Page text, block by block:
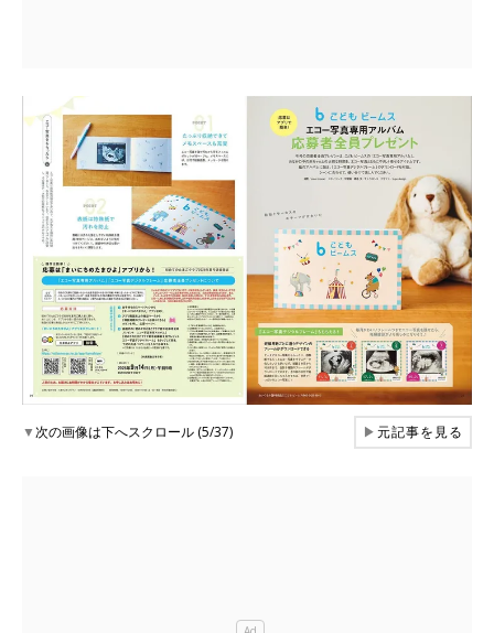
▼次の画像は下へスクロール (5/37) ▶元記事を見る